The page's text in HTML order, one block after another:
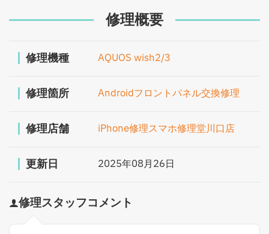
修理概要
修理機種 AQUOS wish2/3
修理箇所 Androidフロントパネル交換修理
修理店舗 iPhone修理スマホ修理堂川口店
更新日 2025年08月26日
修理スタッフコメント